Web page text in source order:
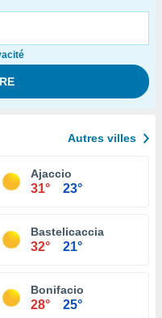
Autres villes
Ajaccio
31° 23°
Bastelicaccia
32° 21°
Bonifacio
28° 25°